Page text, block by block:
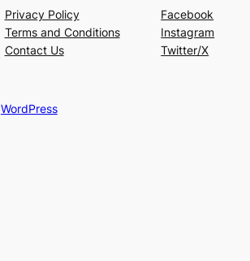
Privacy Policy
Terms and Conditions
Contact Us
Facebook
Instagram
Twitter/X
WordPress